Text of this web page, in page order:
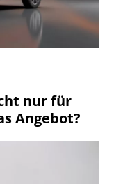
nur für
Angebot?